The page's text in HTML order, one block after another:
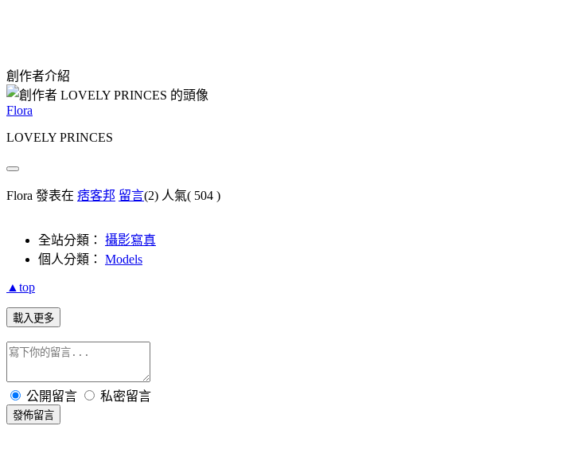
創作者介紹
Flora
LOVELY PRINCES
Flora 發表在 痞客邦 留言(2) 人氣( 504 )
全站分類： 攝影寫真
個人分類： Models
▲top
載入更多
公開留言 私密留言
發佈留言